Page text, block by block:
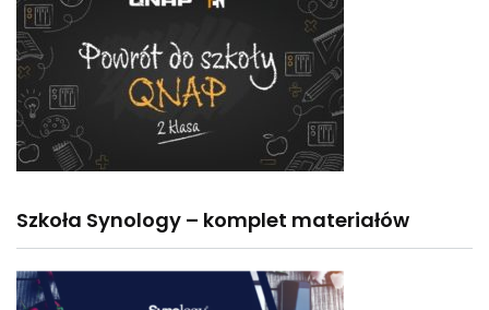
Szkoła Synology – komplet materiałów